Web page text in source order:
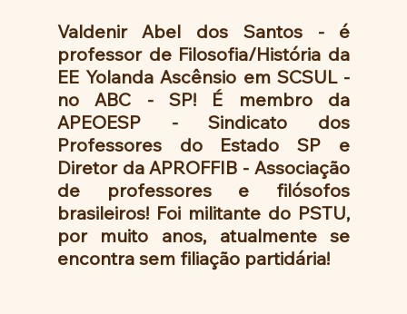
Valdenir Abel dos Santos - é
professor de Filosofia/História da
EE Yolanda Ascênsio em SCSUL -
no ABC - SP! É membro da
APEOESP - Sindicato dos
Professores do Estado SP e
Diretor da APROFFIB - Associação
de professores e filósofos
brasileiros! Foi militante do PSTU,
por muito anos, atualmente se
encontra sem filiação partidária!